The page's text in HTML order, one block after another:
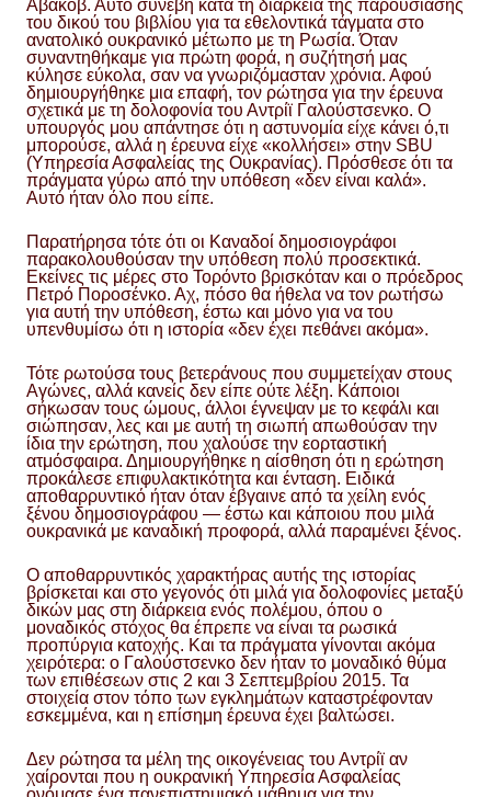
Αβάκοβ. Αυτό συνέβη κατά τη διάρκεια της παρουσίασης
του δικού του βιβλίου για τα εθελοντικά τάγματα στο
ανατολικό ουκρανικό μέτωπο με τη Ρωσία. Όταν
συναντηθήκαμε για πρώτη φορά, η συζήτησή μας
κύλησε εύκολα, σαν να γνωριζόμασταν χρόνια. Αφού
δημιουργήθηκε μια επαφή, τον ρώτησα για την έρευνα
σχετικά με τη δολοφονία του Αντρίϊ Γαλούστσενκο. Ο
υπουργός μου απάντησε ότι η αστυνομία είχε κάνει ό,τι
μπορούσε, αλλά η έρευνα είχε «κολλήσει» στην SBU
(Υπηρεσία Ασφαλείας της Ουκρανίας). Πρόσθεσε ότι τα
πράγματα γύρω από την υπόθεση «δεν είναι καλά».
Αυτό ήταν όλο που είπε.
Παρατήρησα τότε ότι οι Καναδοί δημοσιογράφοι
παρακολουθούσαν την υπόθεση πολύ προσεκτικά.
Εκείνες τις μέρες στο Τορόντο βρισκόταν και ο πρόεδρος
Πετρό Ποροσένκο. Αχ, πόσο θα ήθελα να τον ρωτήσω
για αυτή την υπόθεση, έστω και μόνο για να του
υπενθυμίσω ότι η ιστορία «δεν έχει πεθάνει ακόμα».
Τότε ρωτούσα τους βετεράνους που συμμετείχαν στους
Αγώνες, αλλά κανείς δεν είπε ούτε λέξη. Κάποιοι
σήκωσαν τους ώμους, άλλοι έγνεψαν με το κεφάλι και
σιώπησαν, λες και με αυτή τη σιωπή απωθούσαν την
ίδια την ερώτηση, που χαλούσε την εορταστική
ατμόσφαιρα. Δημιουργήθηκε η αίσθηση ότι η ερώτηση
προκάλεσε επιφυλακτικότητα και ένταση. Ειδικά
αποθαρρυντικό ήταν όταν έβγαινε από τα χείλη ενός
ξένου δημοσιογράφου — έστω και κάποιου που μιλά
ουκρανικά με καναδική προφορά, αλλά παραμένει ξένος.
Ο αποθαρρυντικός χαρακτήρας αυτής της ιστορίας
βρίσκεται και στο γεγονός ότι μιλά για δολοφονίες μεταξύ
δικών μας στη διάρκεια ενός πολέμου, όπου ο
μοναδικός στόχος θα έπρεπε να είναι τα ρωσικά
προπύργια κατοχής. Και τα πράγματα γίνονται ακόμα
χειρότερα: ο Γαλούστσενκο δεν ήταν το μοναδικό θύμα
των επιθέσεων στις 2 και 3 Σεπτεμβρίου 2015. Τα
στοιχεία στον τόπο των εγκλημάτων καταστρέφονταν
εσκεμμένα, και η επίσημη έρευνα έχει βαλτώσει.
Δεν ρώτησα τα μέλη της οικογένειας του Αντρίϊ αν
χαίρονται που η ουκρανική Υπηρεσία Ασφαλείας